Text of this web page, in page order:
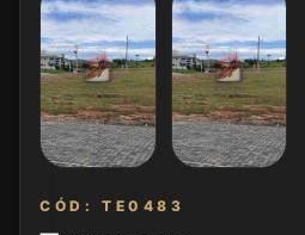
CÓD: TE0483